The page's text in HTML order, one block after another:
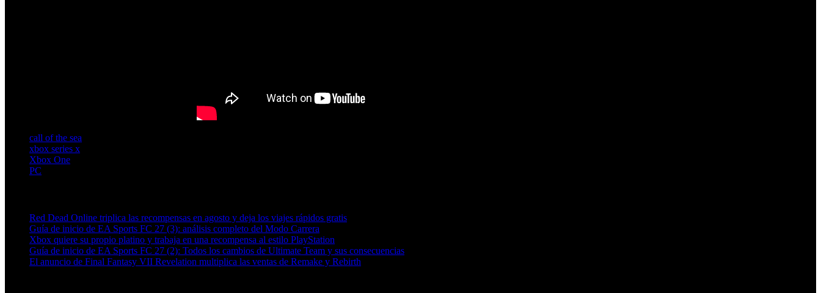
call of the sea
xbox series x
Xbox One
PC
Red Dead Online triplica las recompensas en agosto y deja los viajes rápidos gratis
Guía de inicio de EA Sports FC 27 (3): análisis completo del Modo Carrera
Xbox quiere su propio platino y trabaja en una recompensa al estilo PlayStation
Guía de inicio de EA Sports FC 27 (2): Todos los cambios de Ultimate Team y sus consecuencias
El anuncio de Final Fantasy VII Revelation multiplica las ventas de Remake y Rebirth